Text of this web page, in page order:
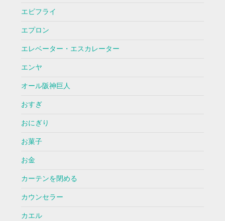
エビフライ
エプロン
エレベーター・エスカレーター
エンヤ
オール阪神巨人
おすぎ
おにぎり
お菓子
お金
カーテンを閉める
カウンセラー
カエル